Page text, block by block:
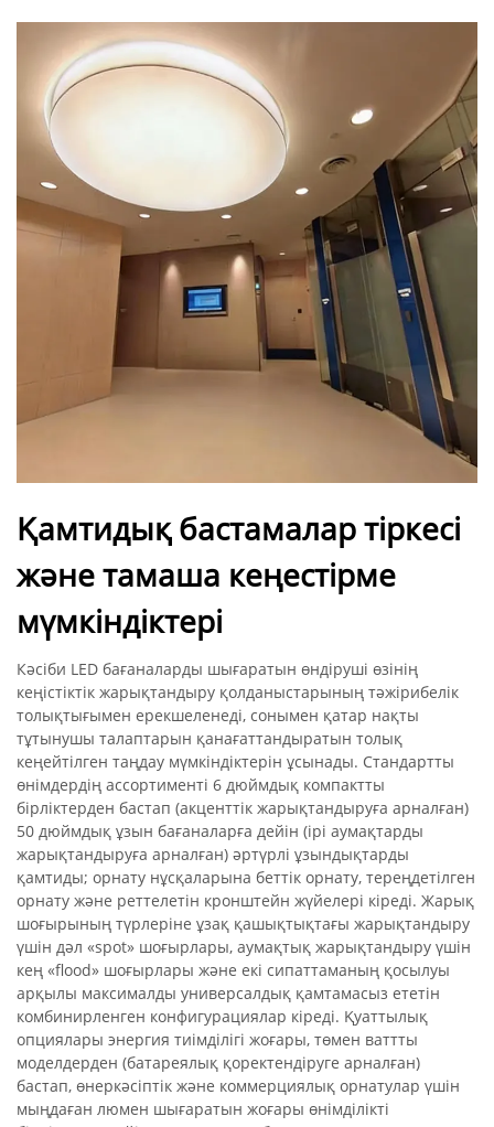
Қамтидық бастамалар тіркесі
және тамаша кеңестірме
мүмкіндіктері
Кәсіби LED бағаналарды шығаратын өндіруші өзінің
кеңістіктік жарықтандыру қолданыстарының тәжірибелік
толықтығымен ерекшеленеді, сонымен қатар нақты
тұтынушы талаптарын қанағаттандыратын толық
кеңейтілген таңдау мүмкіндіктерін ұсынады. Стандартты
өнімдердің ассортименті 6 дюймдық компактты
бірліктерден бастап (акценттік жарықтандыруға арналған)
50 дюймдық ұзын бағаналарға дейін (ірі аумақтарды
жарықтандыруға арналған) әртүрлі ұзындықтарды
қамтиды; орнату нұсқаларына беттік орнату, тереңдетілген
орнату және реттелетін кронштейн жүйелері кіреді. Жарық
шоғырының түрлеріне ұзақ қашықтықтағы жарықтандыру
үшін дәл «spot» шоғырлары, аумақтық жарықтандыру үшін
кең «flood» шоғырлары және екі сипаттаманың қосылуы
арқылы максималды универсалдық қамтамасыз ететін
комбинирленген конфигурациялар кіреді. Қуаттылық
опциялары энергия тиімділігі жоғары, төмен ваттты
моделдерден (батареялық қоректендіруге арналған)
бастап, өнеркәсіптік және коммерциялық орнатулар үшін
мыңдаған люмен шығаратын жоғары өнімділікті